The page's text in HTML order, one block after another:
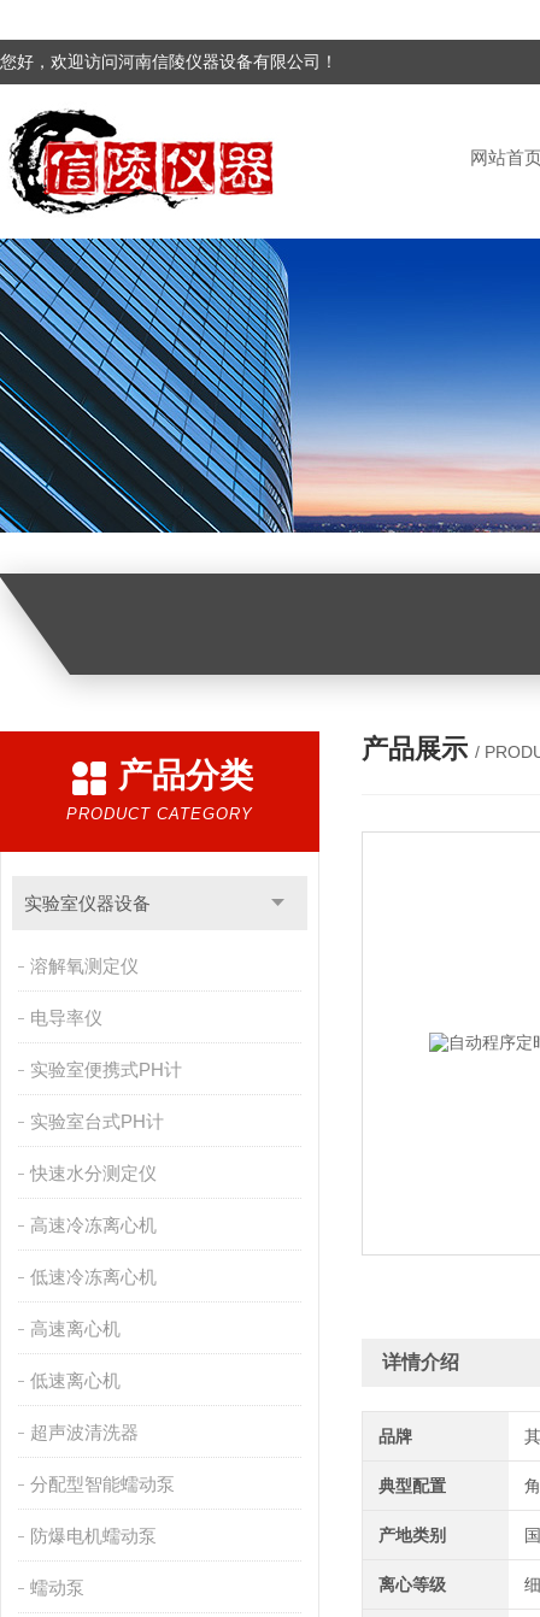
您好，欢迎访问河南信陵仪器设备有限公司！
网站首
产品分类
PRODUCT CATEGORY
实验室仪器设备
溶解氧测定仪
电导率仪
实验室便携式PH计
实验室台式PH计
快速水分测定仪
高速冷冻离心机
低速冷冻离心机
高速离心机
低速离心机
超声波清洗器
分配型智能蠕动泵
防爆电机蠕动泵
蠕动泵
产品展示 /
详情介绍
品牌
典型配置
产地类别
离心等级